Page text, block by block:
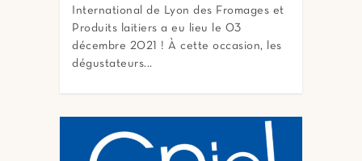
International de Lyon des Fromages et
Produits laitiers a eu lieu le 03
décembre 2021 ! À cette occasion, les
dégustateurs...